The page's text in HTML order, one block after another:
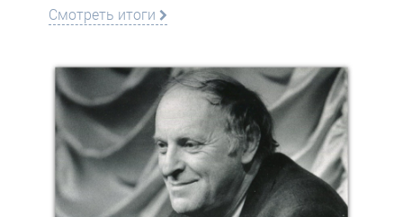
Смотреть итоги